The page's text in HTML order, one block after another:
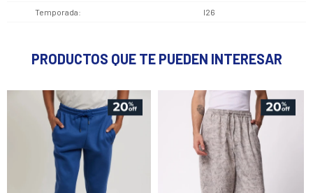
Temporada I26
PRODUCTOS QUE TE PUEDEN INTERESAR